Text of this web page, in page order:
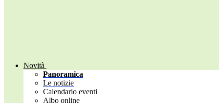
Novità
Panoramica
Le notizie
Calendario eventi
Albo online